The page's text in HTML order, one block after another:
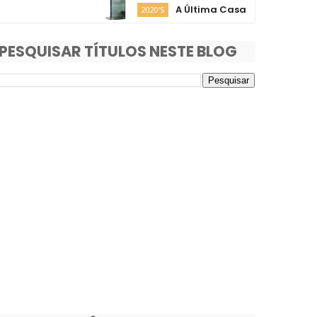
2020'S A Última Casa
PESQUISAR TÍTULOS NESTE BLOG